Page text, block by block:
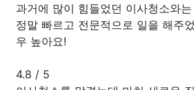
과거에 많이 힘들었던 이사청소와
정말 빠르고 전문적으로 일을 해주
우 높아요!
4.8 / 5